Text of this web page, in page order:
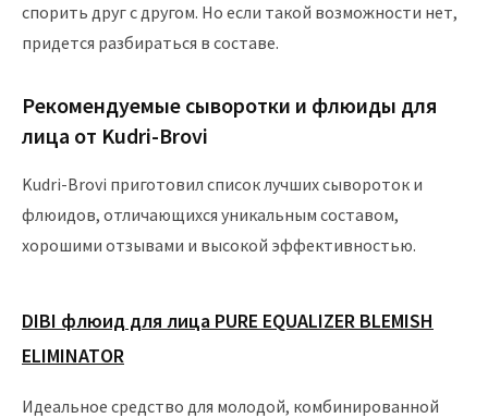
спорить друг с другом. Но если такой возможности нет,
придется разбираться в составе.
Рекомендуемые сыворотки и флюиды для
лица от Kudri-Brovi
Kudri-Brovi приготовил список лучших сывороток и
флюидов, отличающихся уникальным составом,
хорошими отзывами и высокой эффективностью.
DIBI флюид для лица PURE EQUALIZER BLEMISH
ELIMINATOR
Идеальное средство для молодой, комбинированной